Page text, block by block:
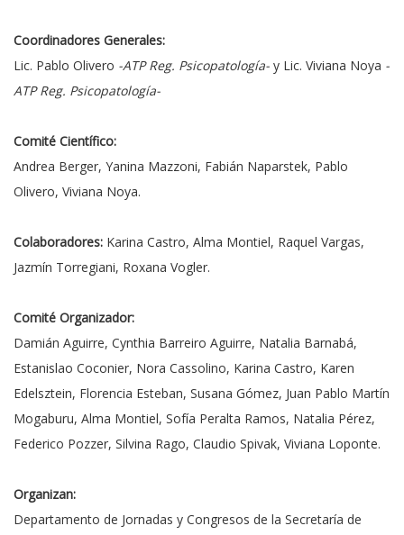
Coordinadores Generales:
Lic. Pablo Olivero -ATP Reg. Psicopatología- y Lic. Viviana Noya -
ATP Reg. Psicopatología-
Comité Científico:
Andrea Berger, Yanina Mazzoni, Fabián Naparstek, Pablo
Olivero, Viviana Noya.
Colaboradores: Karina Castro, Alma Montiel, Raquel Vargas,
Jazmín Torregiani, Roxana Vogler.
Comité Organizador:
Damián Aguirre, Cynthia Barreiro Aguirre, Natalia Barnabá,
Estanislao Coconier, Nora Cassolino, Karina Castro, Karen
Edelsztein, Florencia Esteban, Susana Gómez, Juan Pablo Martín
Mogaburu, Alma Montiel, Sofía Peralta Ramos, Natalia Pérez,
Federico Pozzer, Silvina Rago, Claudio Spivak, Viviana Loponte.
Organizan:
Departamento de Jornadas y Congresos de la Secretaría de